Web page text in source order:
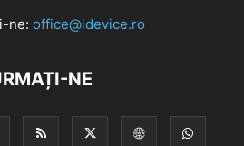
ne: office@idevice.ro
NE